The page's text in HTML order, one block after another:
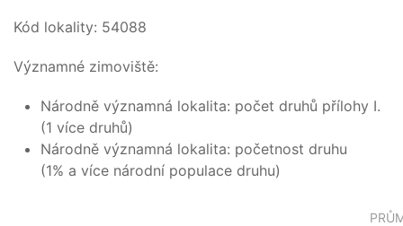
Kód lokality: 54088
Významné zimoviště:
Národně významná lokalita: počet druhů přílohy I.
(1 více druhů)
Národně významná lokalita: početnost druhu
(1% a více národní populace druhu)